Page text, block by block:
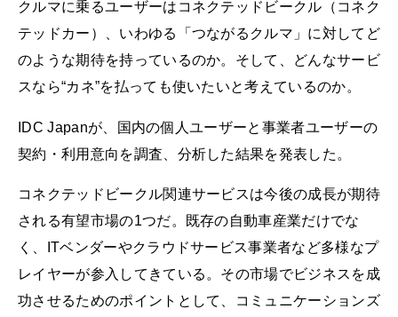
クルマに乗るユーザーはコネクテッドビークル（コネク
テッドカー）、いわゆる「つながるクルマ」に対してど
のような期待を持っているのか。そして、どんなサービ
スなら“カネ”を払っても使いたいと考えているのか。
IDC Japanが、国内の個人ユーザーと事業者ユーザーの
契約・利用意向を調査、分析した結果を発表した。
コネクテッドビークル関連サービスは今後の成長が期待
される有望市場の1つだ。既存の自動車産業だけでな
く、ITベンダーやクラウドサービス事業者など多様なプ
レイヤーが参入してきている。その市場でビジネスを成
功させるためのポイントとして、コミュニケーションズ